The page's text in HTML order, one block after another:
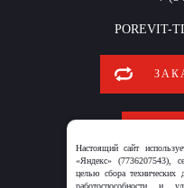
POREVIT-
Настоящий сайт
«Яндекс» (7736207543),
целью сбора технических
работоспособности и